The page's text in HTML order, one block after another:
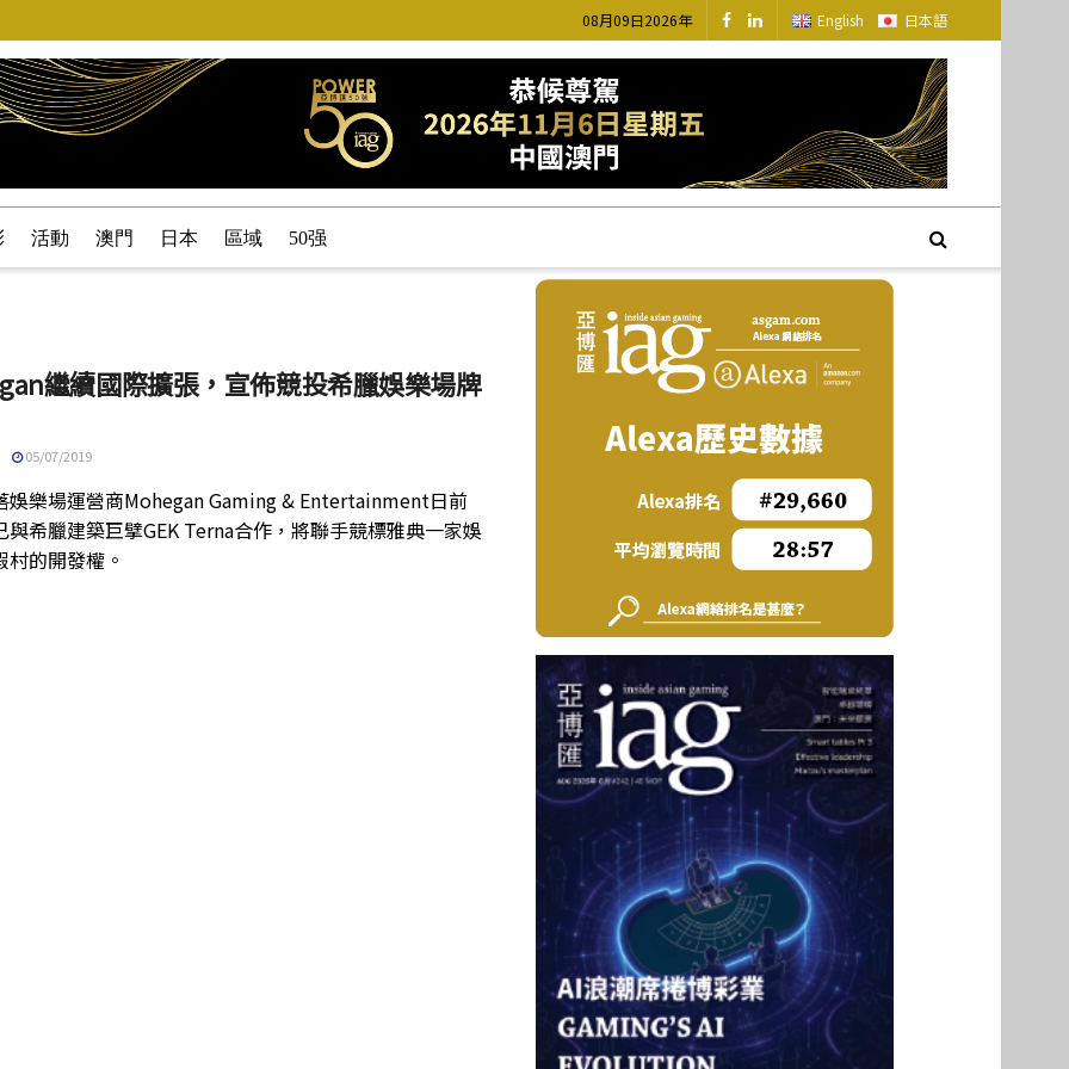
08月09日2026年 English 日本語
活動 澳門 日本 區域 50强
繼續國際擴張，宣佈競投希臘娛樂場牌
05/07/2019
娛樂場運營商Mohegan Gaming & Entertainment日前
與希臘建築巨擘GEK Terna合作，將聯手競標雅典一家娛
村的開發權。